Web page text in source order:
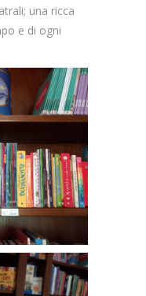
una ricca
e di ogni